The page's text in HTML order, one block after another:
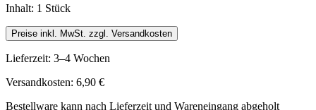
Inhalt: 1 Stück
Preise inkl. MwSt. zzgl. Versandkosten
Lieferzeit: 3–4 Wochen
Versandkosten: 6,90 €
Bestellware kann nach Lieferzeit und Wareneingang abgeholt